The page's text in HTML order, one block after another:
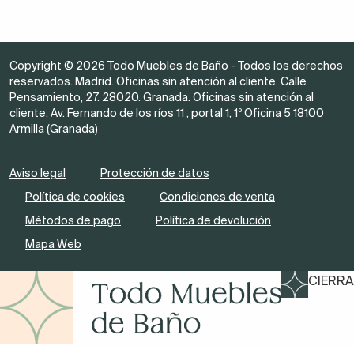
Copyright © 2026 Todo Muebles de Baño - Todos los derechos
reservados. Madrid. Oficinas sin atención al cliente. Calle
Pensamiento, 27. 28020. Granada. Oficinas sin atención al
cliente. Av. Fernando de los ríos 11 , portal 1, 1º Oficina 5 18100
Armilla (Granada)
Aviso legal
Protección de datos
Política de cookies
Condiciones de venta
Métodos de pago
Política de devolución
Mapa Web
CIERRA